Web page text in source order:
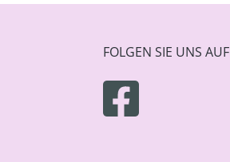
FOLGEN SIE UNS AUF